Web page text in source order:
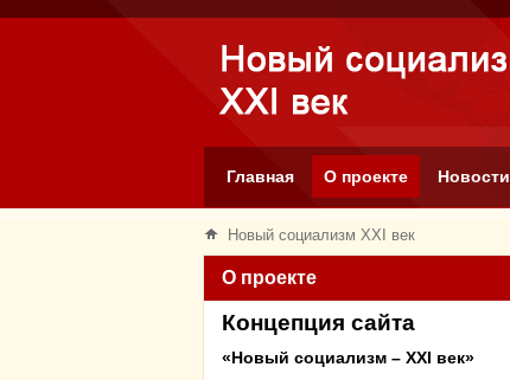
Главная О проекте Новости
Новый социализм XXI век
О проекте
Концепция сайта
«Новый социализм – XXI век»